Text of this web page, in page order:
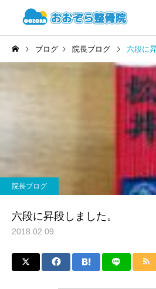
ブログ 院長ブログ 六段に
院長ブログ
六段に昇段しました。
2018.02.09